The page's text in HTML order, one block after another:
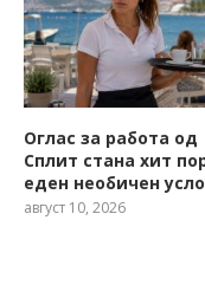
Оглас за работа од
Сплит стана хит
еден необичен
август 10, 2026